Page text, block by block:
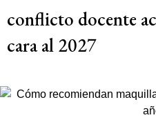
conflicto docente
cara al 2027